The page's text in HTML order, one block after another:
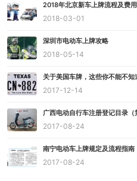
2018年北京新车上牌流程及费
2018-03-01
深圳市电动车上牌攻略
2018-05-14
关于美国车牌，这些你不能不知
2017-12-14
广西电动自行车注册登记目录（
2017-08-24
南宁电动车上牌规定及流程指南
2017-08-24